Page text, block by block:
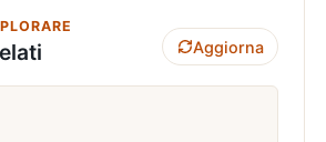
Aggiorna